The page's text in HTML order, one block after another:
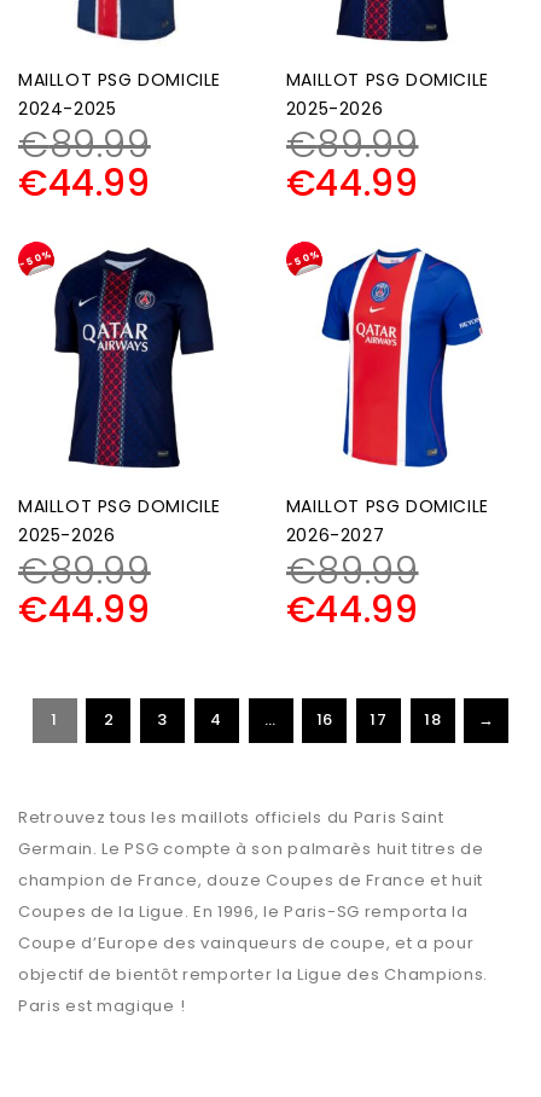
MAILLOT PSG DOMICILE
2024-2025
€89.99
€44.99
MAILLOT PSG DOMICILE
2025-2026
€89.99
€44.99
-50%
MAILLOT PSG DOMICILE
2025-2026
€89.99
€44.99
-50%
MAILLOT PSG DOMICILE
2026-2027
€89.99
€44.99
1 2 3 4 … 16 17 18 →
Retrouvez tous les maillots officiels du Paris Saint
Germain. Le PSG compte à son palmarès huit titres de
champion de France, douze Coupes de France et huit
Coupes de la Ligue. En 1996, le Paris-SG remporta la
Coupe d’Europe des vainqueurs de coupe, et a pour
objectif de bientôt remporter la Ligue des Champions.
Paris est magique !